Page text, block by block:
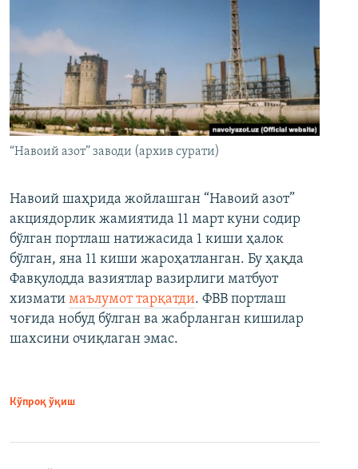
“Навоий азот” заводи (архив сурати)
Навоий шаҳрида жойлашган “Навоий азот”
акциядорлик жамиятида 11 март куни содир
бўлган портлаш натижасида 1 киши ҳалок
бўлган, яна 11 киши жароҳатланган. Бу ҳақда
Фавқулодда вазиятлар вазирлиги матбуот
хизмати маълумот тарқатди. ФВВ портлаш
чоғида нобуд бўлган ва жабрланган кишилар
шахсини очиқлаган эмас.
Кўпроқ ўқиш